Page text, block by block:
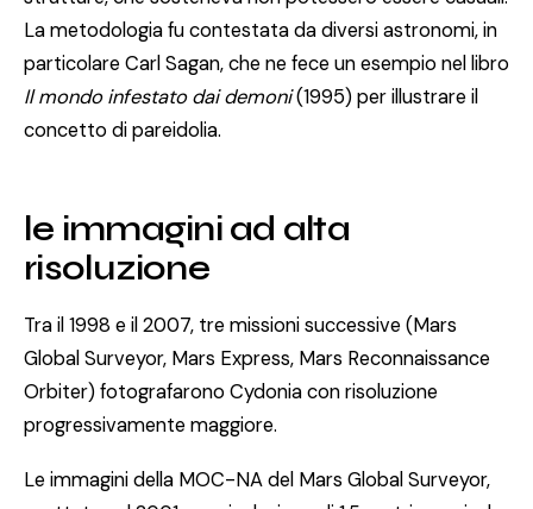
La metodologia fu contestata da diversi astronomi, in
particolare Carl Sagan, che ne fece un esempio nel libro
Il mondo infestato dai demoni(1995) per illustrare il
concetto di pareidolia.
le immagini ad alta
risoluzione
Tra il 1998 e il 2007, tre missioni successive (Mars
Global Surveyor, Mars Express, Mars Reconnaissance
Orbiter) fotografarono Cydonia con risoluzione
progressivamente maggiore.
Le immagini della MOC-NA del Mars Global Surveyor,